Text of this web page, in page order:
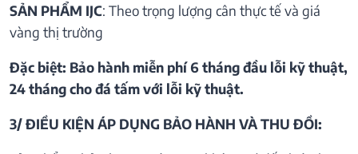
SẢN PHẨM IJC: Theo trọng lượng cân thực tế và giá
vàng thị trường
Đặc biệt: Bảo hành miễn phí 6 tháng đầu lỗi kỹ thuật,
24 tháng cho đá tấm với lỗi kỹ thuật.
3/ ĐIỀU KIỆN ÁP DỤNG BẢO HÀNH VÀ THU ĐỒI: